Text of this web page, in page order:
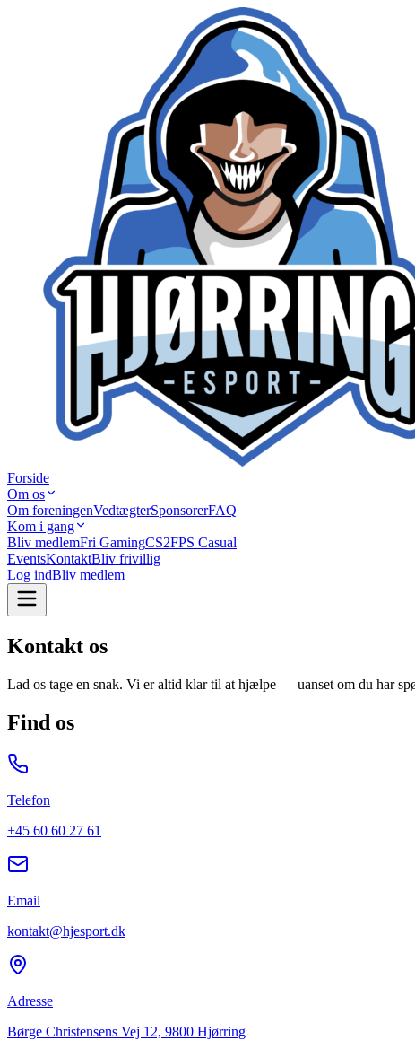
Forside
Om os
Om foreningenVedtægterSponsorerFAQ
Kom i gang
Bliv medlemFri GamingCS2FPS Casual
EventsKontaktBliv frivillig
Log indBliv medlem
Kontakt os
Lad os tage en snak. Vi er altid klar til at hjælpe — uanset om du har
Find os
Telefon
+45 60 60 27 61
Email
kontakt@hjesport.dk
Adresse
Børge Christensens Vej 12, 9800 Hjørring